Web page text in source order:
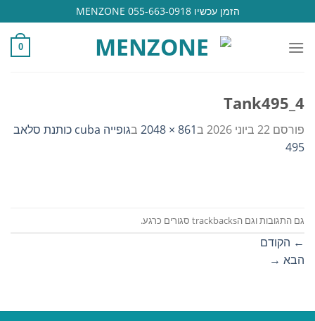
to
content
הזמן עכשיו 055-663-0918 MENZONE
0
Tank495_4
פורסם 22 ביוני 2026 ב861 × 2048 ב
גופייה cuba כותנת סלאב
495
גם התגובות וגם הtrackbacks סגורים כרגע.
← הקודם
הבא →